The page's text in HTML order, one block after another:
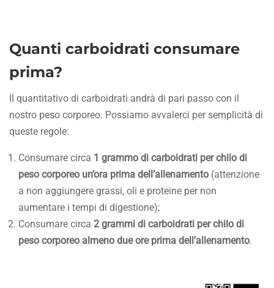
Quanti carboidrati consumare
prima?
Il quantitativo di carboidrati andrà di pari passo con il
nostro peso corporeo. Possiamo avvalerci per semplicità di
queste regole:
Consumare circa 1 grammo di carboidrati per chilo di
peso corporeo un’ora prima dell’allenamento (attenzione
a non aggiungere grassi, oli e proteine per non
aumentare i tempi di digestione);
Consumare circa 2 grammi di carboidrati per chilo di
peso corporeo almeno due ore prima dell’allenamento.